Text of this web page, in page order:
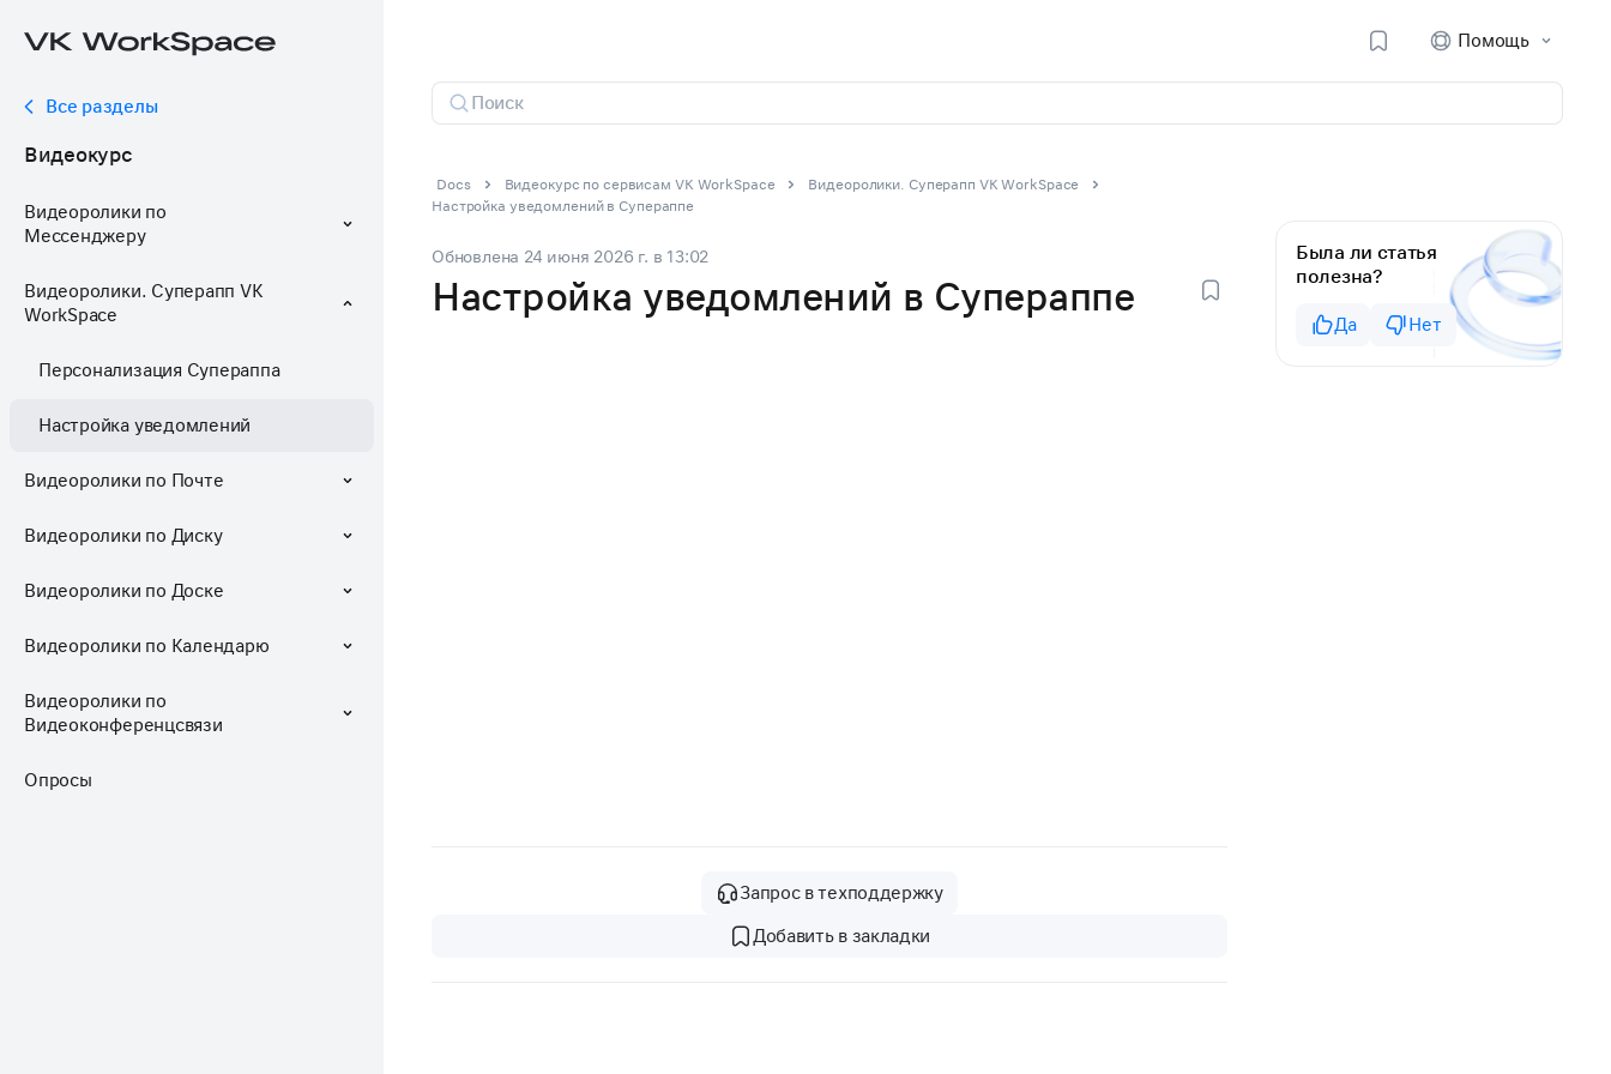
Помощь
Все разделы
Видеокурс
Видеоролики по
Мессенджеру
Видеоролики. Суперапп VK
WorkSpace
Персонализация Супераппа
Настройка уведомлений
Видеоролики по Почте
Видеоролики по Диску
Видеоролики по Доске
Видеоролики по Календарю
Видеоролики по
Видеоконференцсвязи
Опросы
Docs Видеокурс по сервисам VK WorkSpace
Видеоролики. Суперапп VK WorkSpace
Настройка уведомлений в Супераппе
Обновлена 24 июня 2026 г. в 13:02
Настройка уведомлений в Супераппе
Запрос в техподдержку
Добавить в закладки
Была ли статья
полезна?
Да Нет